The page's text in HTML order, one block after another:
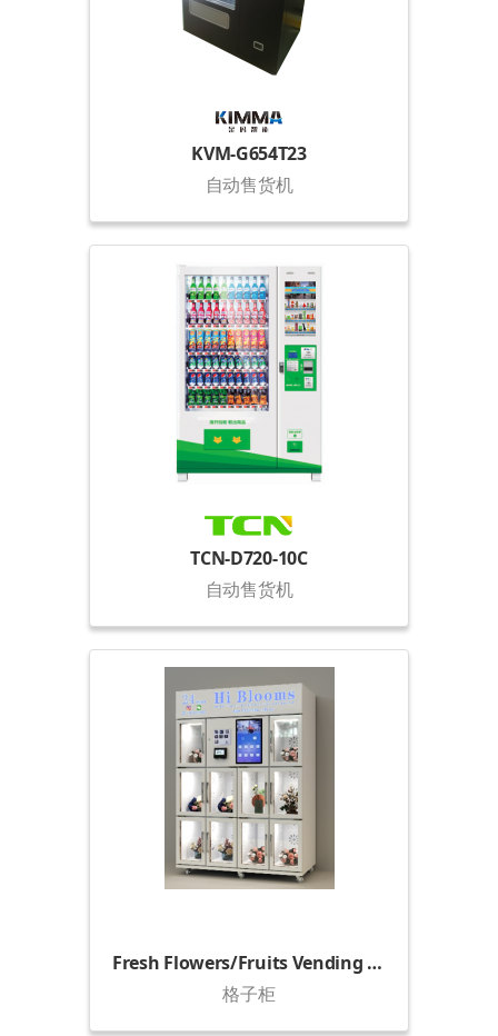
KVM-G654T23
自动售货机
TCN-D720-10C
自动售货机
Fresh Flowers/Fruits Vending Locker (1500)
格子柜